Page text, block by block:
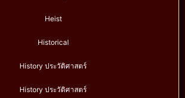
Heist
Historical
History ประวัติศาสตร์
History ประวัติศาสตร์